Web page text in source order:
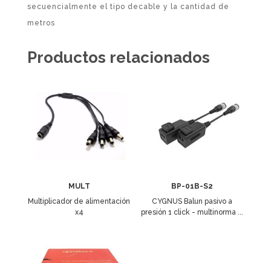
secuencialmente el tipo decable y la cantidad de
metros
Productos relacionados
MULT
Multiplicador de alimentación
x4
BP-01B-S2
CYGNUS Balun pasivo a
presión 1 click - multinorma ...